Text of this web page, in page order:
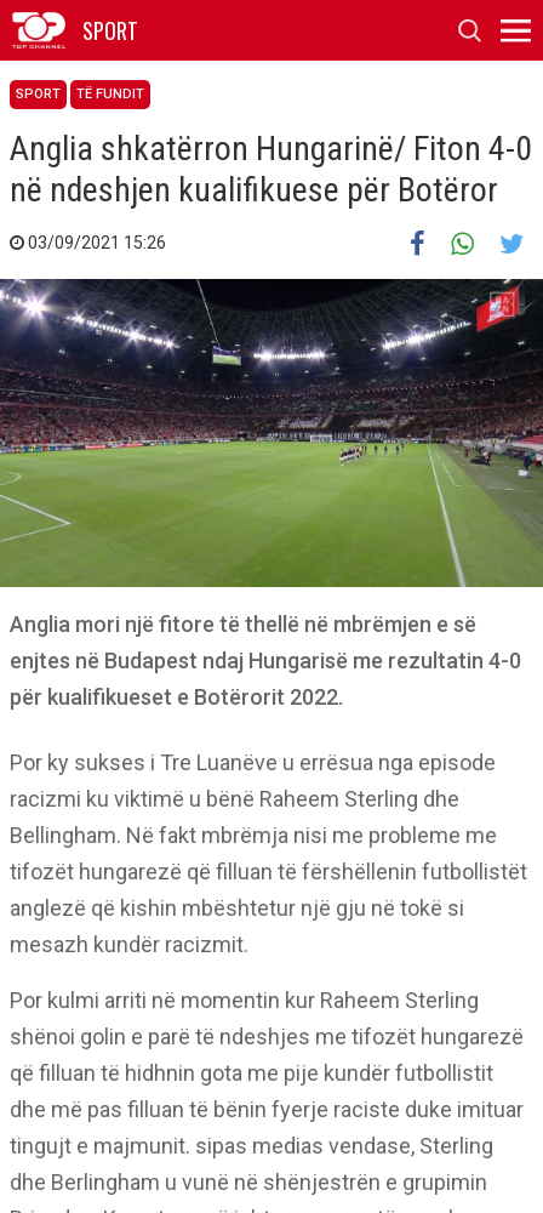
SPORT
SPORT TË FUNDIT
Anglia shkatërron Hungarinë/ Fiton 4-0
në ndeshjen kualifikuese për Botëror
03/09/2021 15:26
Anglia mori një fitore të thellë në mbrëmjen e së
enjtes në Budapest ndaj Hungarisë me rezultatin 4-0
për kualifikueset e Botërorit 2022.
Por ky sukses i Tre Luanëve u errësua nga episode
racizmi ku viktimë u bënë Raheem Sterling dhe
Bellingham. Në fakt mbrëmja nisi me probleme me
tifozët hungarezë që filluan të fërshëllenin futbollistët
anglezë që kishin mbështetur një gju në tokë si
mesazh kundër racizmit.
Por kulmi arriti në momentin kur Raheem Sterling
shënoi golin e parë të ndeshjes me tifozët hungarezë
që filluan të hidhnin gota me pije kundër futbollistit
dhe më pas filluan të bënin fyerje raciste duke imituar
tingujt e majmunit. sipas medias vendase, Sterling
dhe Berlingham u vunë në shënjestrën e grupimin